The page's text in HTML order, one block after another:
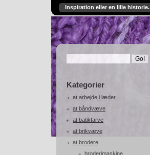
Inspiration eller en lille historie.
Kategorier
at arbejde i læder
at båndvæve
at batikfarve
at brikvæve
at brodere
broderimaskine